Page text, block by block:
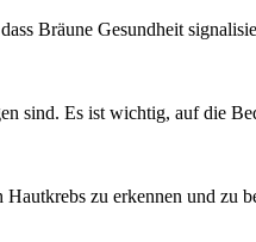
Bräune Gesundheit
sind. Es ist wichtig, auf die
zu erkennen und zu